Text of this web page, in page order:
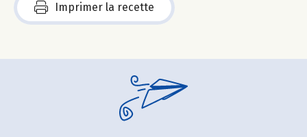
Imprimer la recette